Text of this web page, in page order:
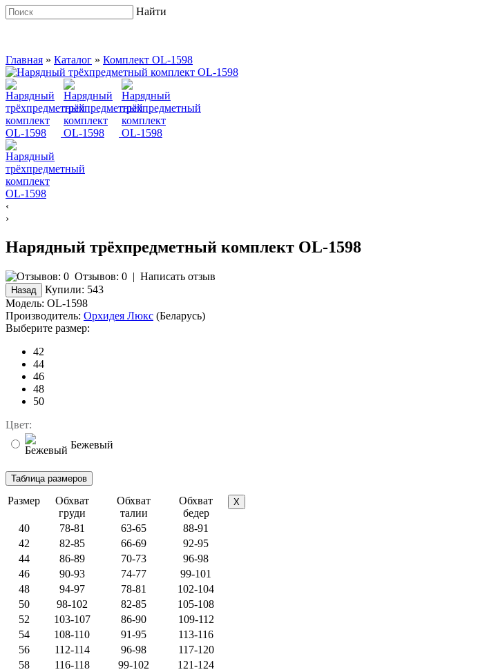
Найти
Главная » Каталог » Комплект OL-1598
‹
›
Нарядный трёхпредметный комплект OL-1598
Отзывов: 0 | Написать отзыв
Купили: 543
Модель: OL-1598
Производитель: Орхидея Люкс (Беларусь)
Выберите размер:
42
44
46
48
50
Цвет:
Бежевый
Размер
Обхват
груди
Обхват
талии
Обхват
бедер
X
40 78-81 63-65
88-91
42
82-85 66-69
92-95
44
86-89 70-73
96-98
46
90-93 74-77
99-101
48
94-97 78-81
102-104
50
98-102 82-85
105-108
52
103-107 86-90
109-112
54
108-110 91-95
113-116
56
112-114 96-98
117-120
58
116-118 99-102
121-124